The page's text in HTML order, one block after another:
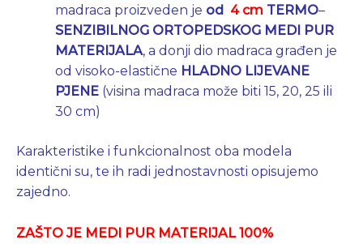
madraca proizveden je od 4 cm TERMO–
SENZIBILNOG ORTOPEDSKOG MEDI PUR
MATERIJALA, a donji dio madraca građen je
od visoko-elastične HLADNO LIJEVANE
PJENE (visina madraca može biti 15, 20, 25 ili
30 cm)
Karakteristike i funkcionalnost oba modela
identični su, te ih radi jednostavnosti opisujemo
zajedno.
ZAŠTO JE MEDI PUR MATERIJAL 100%